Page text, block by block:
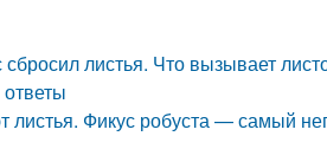
листья. Что вызывает
листья. Фикус робуста — самый